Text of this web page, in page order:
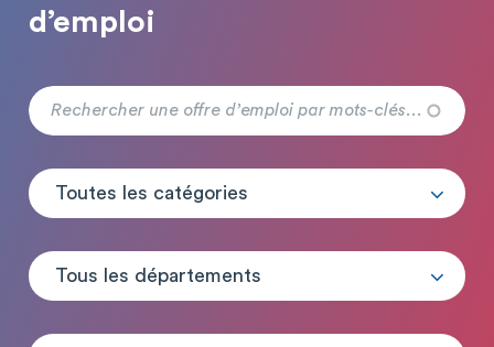
d’emploi
Toutes les catégories
Tous les départements